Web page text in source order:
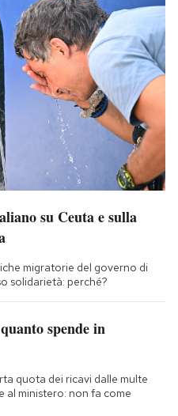
su Ceuta e sulla
migratorie del governo di
solidarietà: perché?
spende in
quota dei ricavi dalle multe
al ministero: non fa come